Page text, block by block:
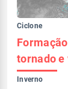
Ciclone
tornado e
Inverno